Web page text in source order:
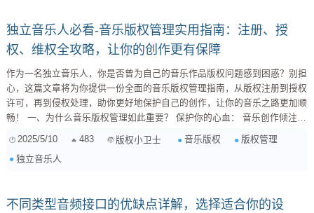
独立音乐人必看-音乐版权管理实用指南：注册、授
权、维权全攻略，让你的创作更有保障
作为一名独立音乐人，你是否曾为自己的音乐作品版权问题感到困惑？别担
心，这篇文章将为你提供一份全面的音乐版权管理指南，从版权注册到授权
许可，再到侵权处理，助你更好地保护自己的创作，让你的音乐之路更加顺
畅！ 一、为什么音乐版权管理如此重要？ 保护你的心血： 音乐创作倾注了
你的时间和精力，版权是保护你劳动成果的法律武器。 获得应有的收益：
通过版权授权，你可以从音乐的使用中获得报酬，例如演出、广播、流媒体
播放等。 避免侵权纠纷： ...
2025/5/10 483 版权小卫士 音乐版权
版权管理
独立音乐人
不同类型音频接口的优缺点详解，选择适合你的设